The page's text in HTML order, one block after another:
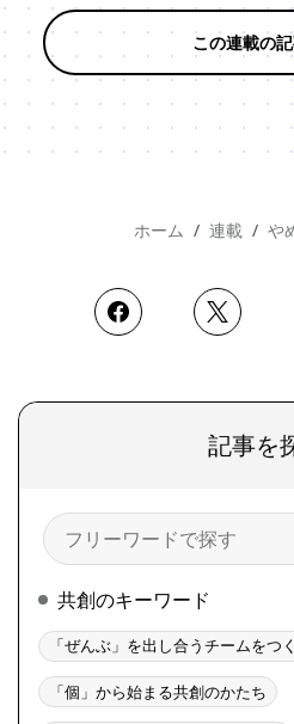
この連載の
ホーム 連載 や
記事を
検
索
共創のキーワード
「ぜんぶ」を出し合うチームをつ
「個」から始まる共創のかたち